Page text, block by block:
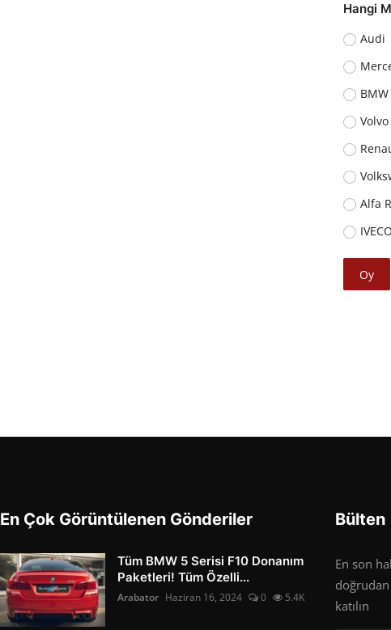
Hangi
Audi
BMW
Volvo
Alfa
IVECO
Oy
En Çok Görüntülenen Gönderiler
Tüm BMW 5 Serisi F10 Donanım
Paketleri! Tüm Özelli...
Arabator Haziran 16, 2024 0 5.4K
Bülten
En son
katılın